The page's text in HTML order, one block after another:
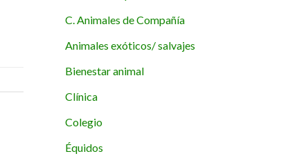
C. Animales de Compañía
Animales exóticos/ salvajes
Bienestar animal
Clínica
Colegio
Équidos